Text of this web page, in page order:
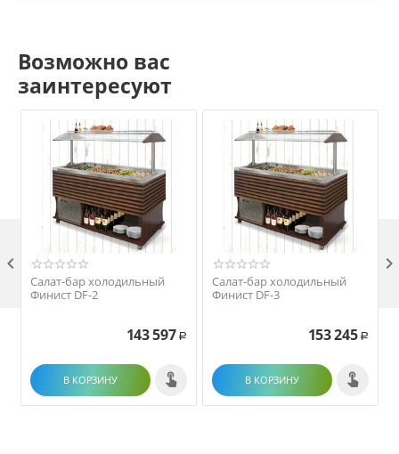
Возможно вас
заинтересуют
Салат-бар холодильный
Финист DF-2
143 597 Р
В КОРЗИНУ
Салат-бар холодильный
Финист DF-3
153 245 Р
В КОРЗИНУ
 